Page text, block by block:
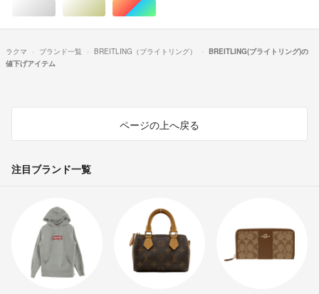
シルバー/銀色系ゴールド/金色系マルチカラー
ラクマ ブランド一覧 BREITLING（ブライトリング）
BREITLING(ブライトリング)の
値下げアイテム
ページの上へ戻る
注目ブランド一覧